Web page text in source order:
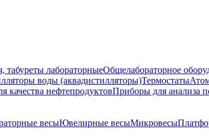
табуреты лабораторныеОбщелабораторное
воды (аквадистилляторы)Термостаты
качества нефтепродуктовПриборы для анализа
весыЮвелирные весыМикровесы